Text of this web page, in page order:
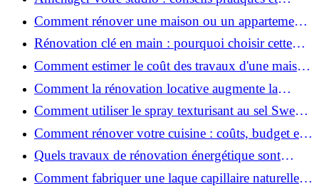
erreurs à éviter
Comment rénover une maison ou un appartement
avec 50 000 € : budget, étapes et astuces ?
Rénovation clé en main : pourquoi choisir cette
solution et à quoi faire attention ?
Comment estimer le coût des travaux d'une maison
?
Comment la rénovation locative augmente la
rentabilité de votre parc immobilier ?
Comment utiliser le spray texturisant au sel Sweet
Salt pour des cheveux effet plage ?
Comment rénover votre cuisine : coûts, budget et
astuces bois ?
Quels travaux de rénovation énergétique sont
éligibles à MaPrimeRénov' ?
Comment fabriquer une laque capillaire naturelle